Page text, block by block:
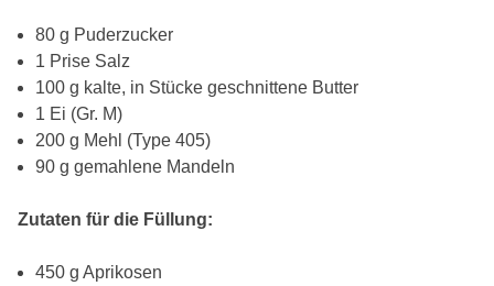
80 g Puderzucker
1 Prise Salz
100 g kalte, in Stücke geschnittene Butter
1 Ei (Gr. M)
200 g Mehl (Type 405)
90 g gemahlene Mandeln
Zutaten für die Füllung:
450 g Aprikosen